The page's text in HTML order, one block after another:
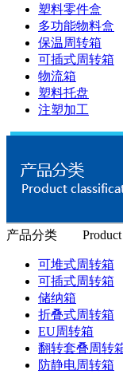
塑料零件盒
多功能物料盒
保温周转箱
可插式周转箱
物流箱
塑料托盘
注塑加工
产品分类 Product
可堆式周转箱
可插式周转箱
储纳箱
折叠式周转箱
EU周转箱
翻转套叠周转
防静电周转箱